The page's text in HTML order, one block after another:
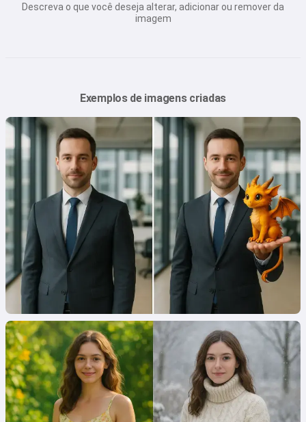
Descreva o que você deseja alterar, adicionar ou remover da
imagem
Exemplos de imagens criadas